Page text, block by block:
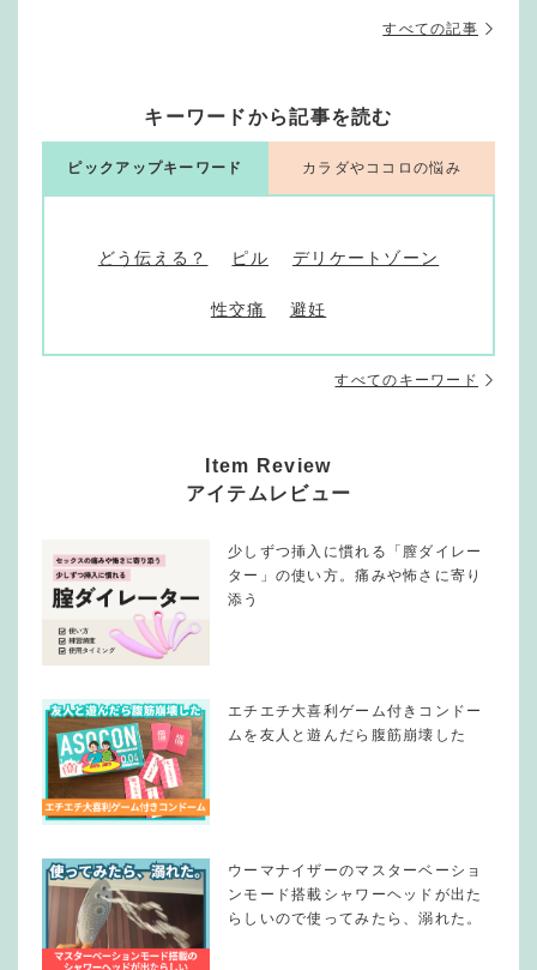
すべての記事
キーワードから記事を読む
ピックアップキーワード
どう伝える？ ピル デリケートゾーン
性交痛 避妊
カラダやココロの悩み
すべてのキーワード
Item Review
アイテムレビュー
少しずつ挿入に慣れる「膣ダイレー
ター」の使い方。痛みや怖さに寄り
添う
エチエチ大喜利ゲーム付きコンドー
ムを友人と遊んだら腹筋崩壊した
ウーマナイザーのマスターベーショ
ンモード搭載シャワーヘッドが出た
らしいので使ってみたら、溺れた。